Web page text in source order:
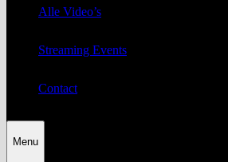
Alle Video’s
Streaming Events
Contact
Menu